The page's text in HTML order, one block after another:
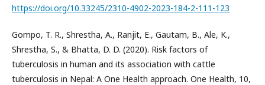
https://doi.org/10.33245/2310-4902-2023-184-2-111-123
Gompo, T. R., Shrestha, A., Ranjit, E., Gautam, B., Ale, K.,
Shrestha, S., & Bhatta, D. D. (2020). Risk factors of
tuberculosis in human and its association with cattle
tuberculosis in Nepal: A One Health approach. One Health, 10,